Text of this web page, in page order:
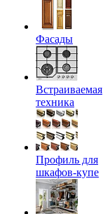
Фасады
Встраиваемая
техника
Профиль для
шкафов-купе